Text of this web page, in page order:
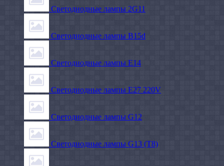
Светодиодные лампы 2G11
Светодиодные лампы B15d
Светодиодные лампы E14
Светодиодные лампы E27 220V
Светодиодные лампы G12
Светодиодные лампы G13 (T8)